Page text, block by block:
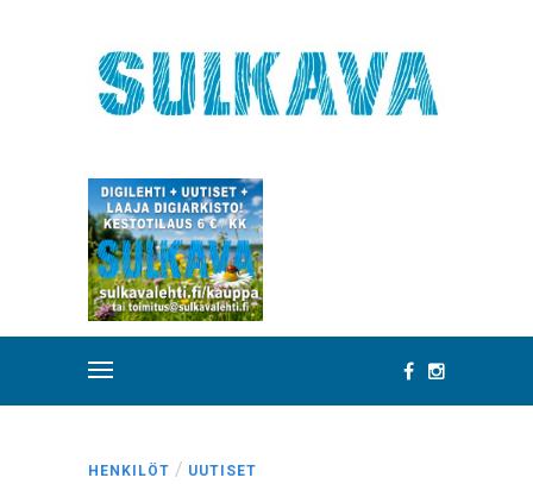
HENKILÖT / UUTISET